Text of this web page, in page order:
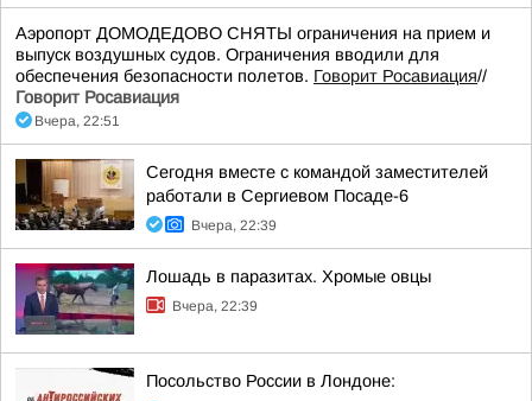
Аэропорт ДОМОДЕДОВО СНЯТЫ ограничения на прием и
выпуск воздушных судов. Ограничения вводили для
обеспечения безопасности полетов. Говорит Росавиация//
Говорит Росавиация
Вчера, 22:51
Сегодня вместе с командой заместителей
работали в Сергиевом Посаде-6
Вчера, 22:39
Лошадь в паразитах. Хромые овцы
Вчера, 22:39
Посольство России в Лондоне: